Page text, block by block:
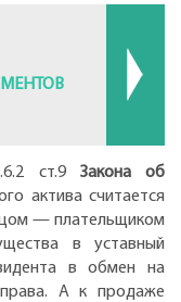
ст.9 Закона об
актива считается
— плательщиком
в уставный
в обмен на
А к продаже